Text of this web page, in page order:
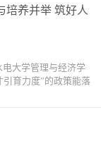
培养并举 筑好人
大学管理与经济学
引育力度”的政策能落